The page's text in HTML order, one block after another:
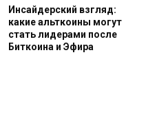
Инсайдерский взгляд:
какие альткоины могут
стать лидерами после
Биткоина и Эфира